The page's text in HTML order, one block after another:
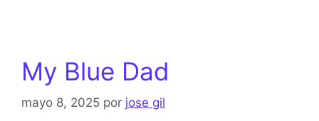
My Blue Dad
mayo 8, 2025 por jose gil